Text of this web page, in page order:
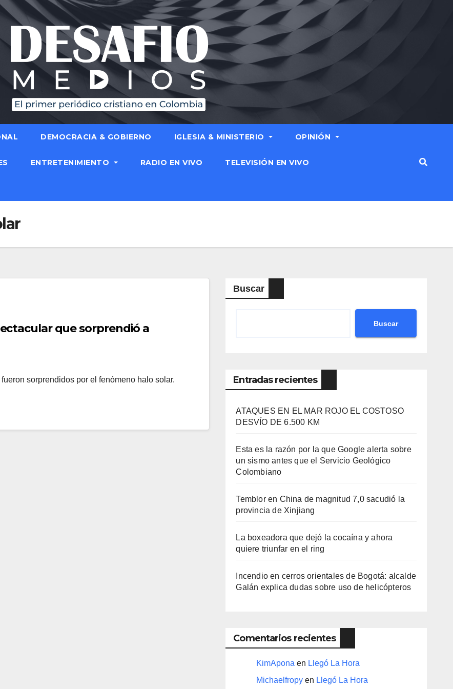
DEMOCRACIA & GOBIERNO IGLESIA & MINISTERIO OPINIÓN
ENTRETENIMIENTO RADIO EN VIVO TELEVISIÓN EN VIVO
que sorprendió a
sorprendidos por el fenómeno halo solar.
Buscar
Buscar
Entradas recientes
ATAQUES EN EL MAR ROJO EL COSTOSO
DESVÍO DE 6.500 KM
Esta es la razón por la que Google alerta sobre
un sismo antes que el Servicio Geológico
Colombiano
Temblor en China de magnitud 7,0 sacudió la
provincia de Xinjiang
La boxeadora que dejó la cocaína y ahora
quiere triunfar en el ring​
Incendio en cerros orientales de Bogotá: alcalde
Galán explica dudas sobre uso de helicópteros
Comentarios recientes
KimApona en Llegó La Hora
Michaelfropy en Llegó La Hora